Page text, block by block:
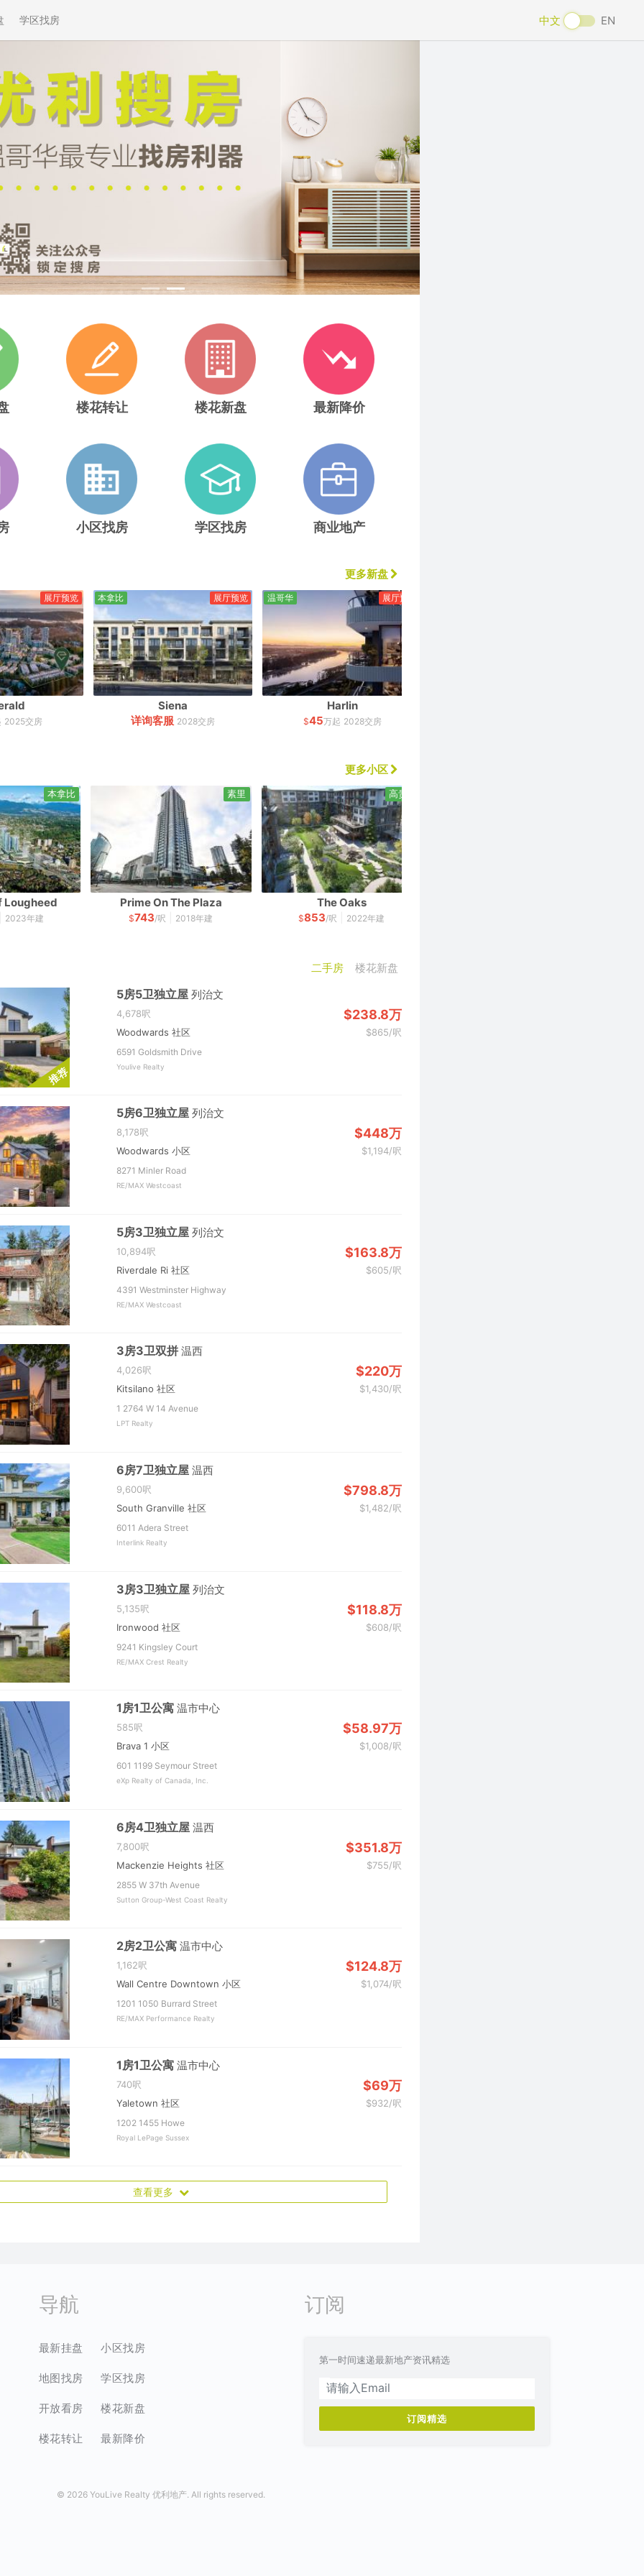
学区找房 中文 EN
楼花转让 楼花新盘 最新降价
小区找房 学区找房 商业地产
更多新盘
2025交房
展厅预览
Siena
详询客服 2028交房
本拿比 展厅预览
Harlin
$45万起 2028交房
温哥华 展厅预览
更多小区
Lougheed
2023年建
本拿比
Prime On The Plaza
$743/呎 2018年建
素里
The Oaks
$853/呎 2022年建
高贵林
二手房 楼花新盘
推荐
5房5卫独立屋列治文
4,678呎 $238.8万
Woodwards 社区 $865/呎
6591 Goldsmith Drive
Youlive Realty
5房6卫独立屋列治文
8,178呎 $448万
Woodwards 小区 $1,194/呎
8271 Minler Road
RE/MAX Westcoast
5房3卫独立屋列治文
10,894呎 $163.8万
Riverdale Ri 社区 $605/呎
4391 Westminster Highway
RE/MAX Westcoast
3房3卫双拼温西
4,026呎 $220万
Kitsilano 社区 $1,430/呎
1 2764 W 14 Avenue
LPT Realty
6房7卫独立屋温西
9,600呎 $798.8万
South Granville 社区 $1,482/呎
6011 Adera Street
Interlink Realty
3房3卫独立屋列治文
5,135呎 $118.8万
Ironwood 社区 $608/呎
9241 Kingsley Court
RE/MAX Crest Realty
1房1卫公寓温市中心
585呎 $58.97万
Brava 1 小区 $1,008/呎
601 1199 Seymour Street
eXp Realty of Canada, Inc.
6房4卫独立屋温西
7,800呎 $351.8万
Mackenzie Heights 社区 $755/呎
2855 W 37th Avenue
Sutton Group-West Coast Realty
2房2卫公寓温市中心
1,162呎 $124.8万
Wall Centre Downtown 小区 $1,074/呎
1201 1050 Burrard Street
RE/MAX Performance Realty
1房1卫公寓温市中心
740呎 $69万
Yaletown 社区 $932/呎
1202 1455 Howe
Royal LePage Sussex
查看更多
导航
最新挂盘 小区找房
地图找房 学区找房
开放看房 楼花新盘
楼花转让 最新降价
订阅
第一时间速递最新地产资讯精选
订阅精选
© 2026 YouLive Realty 优利地产. All rights reserved.